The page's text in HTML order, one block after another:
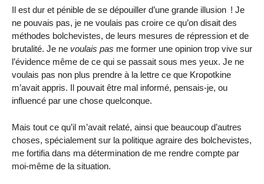
Il est dur et pénible de se dépouiller d’une grande illusion ! Je
ne pouvais pas, je ne voulais pas croire ce qu’on disait des
méthodes bolchevistes, de leurs mesures de répression et de
brutalité. Je ne voulais pas me former une opinion trop vive sur
l’évidence même de ce qui se passait sous mes yeux. Je ne
voulais pas non plus prendre à la lettre ce que Kropotkine
m’avait appris. Il pouvait être mal informé, pensais-je, ou
influencé par une chose quelconque.
Mais tout ce qu’il m’avait relaté, ainsi que beaucoup d’autres
choses, spécialement sur la politique agraire des bolchevistes,
me fortifia dans ma détermination de me rendre compte par
moi-même de la situation.